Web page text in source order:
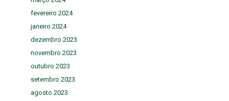
fevereiro 2024
janeiro 2024
dezembro 2023
novembro 2023
outubro 2023
setembro 2023
agosto 2023